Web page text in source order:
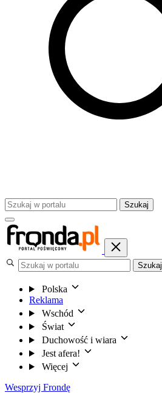
Szukaj
Szukaj
Polska
Reklama
Wschód
Świat
Duchowość i wiara
Jest afera!
Więcej
Wesprzyj Frondę